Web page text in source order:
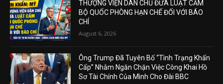
THƯỢNG VIỆN DÂN CHỦ ĐƯA LUẬT CẤM
BỘ QUỐC PHÒNG HẠN CHẾ ĐỐI VỚI BÁO
CHÍ
August 6, 2026
Ông Trump Đã Tuyên Bố “Tình Trạng Khẩn
Cấp” Nhằm Ngăn Chặn Việc Công Khai Hồ
Sơ Tài Chính Của Mình Cho Đài BBC